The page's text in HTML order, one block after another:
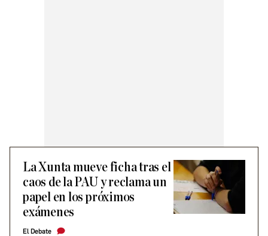
La Xunta mueve ficha tras el
caos de la PAU y reclama un
papel en los próximos
exámenes
El Debate